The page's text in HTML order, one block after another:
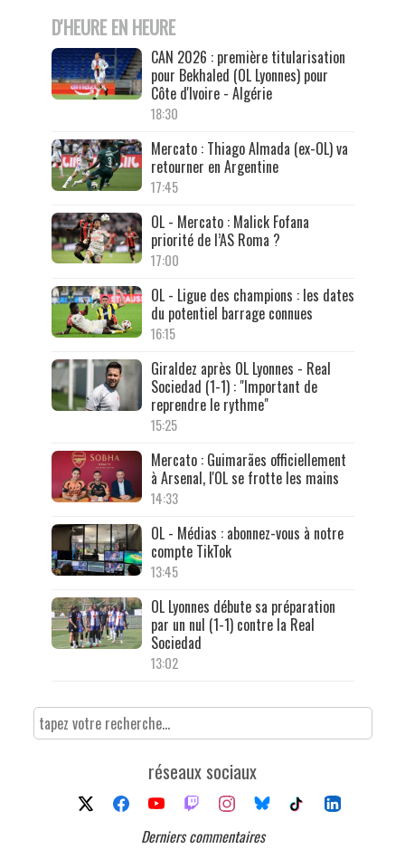
D'HEURE EN HEURE
CAN 2026 : première titularisation
pour Bekhaled (OL Lyonnes) pour
Côte d'Ivoire - Algérie
18:30
Mercato : Thiago Almada (ex-OL) va
retourner en Argentine
17:45
OL - Mercato : Malick Fofana
priorité de l’AS Roma ?
17:00
OL - Ligue des champions : les dates
du potentiel barrage connues
16:15
Giraldez après OL Lyonnes - Real
Sociedad (1-1) : "Important de
reprendre le rythme"
15:25
Mercato : Guimarães officiellement
à Arsenal, l'OL se frotte les mains
14:33
OL - Médias : abonnez-vous à notre
compte TikTok
13:45
OL Lyonnes débute sa préparation
par un nul (1-1) contre la Real
Sociedad
13:02
réseaux sociaux
Derniers commentaires